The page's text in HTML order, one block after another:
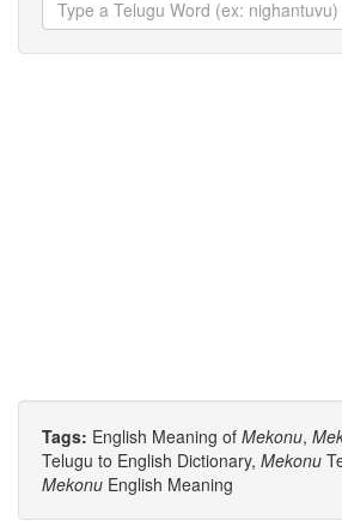
Tags: English Meaning of Mekonu,
Telugu to English Dictionary, Mekonu
Mekonu English Meaning